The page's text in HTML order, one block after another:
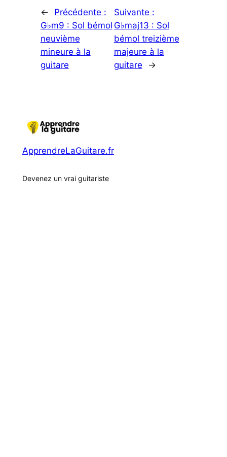
←
Précédente :
G♭m9 : Sol bémol
neuvième
mineure à la
guitare
Suivante :
G♭maj13 : Sol
bémol treizième
majeure à la
guitare
→
ApprendreLaGuitare.fr
Devenez un vrai guitariste